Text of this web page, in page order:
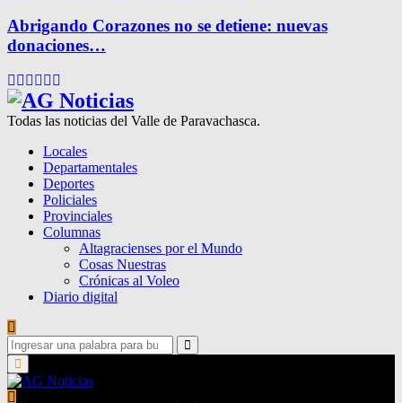
Abrigando Corazones no se detiene: nuevas
donaciones…
Facebook
Twitter
Instagram
Pinterest
Google
Todas las noticias del Valle de Paravachasca.
Locales
Departamentales
Deportes
Policiales
Provinciales
Columnas
Altagracienses por el Mundo
Cosas Nuestras
Crónicas al Voleo
Diario digital
Search
for:
Search
Primary
Menu